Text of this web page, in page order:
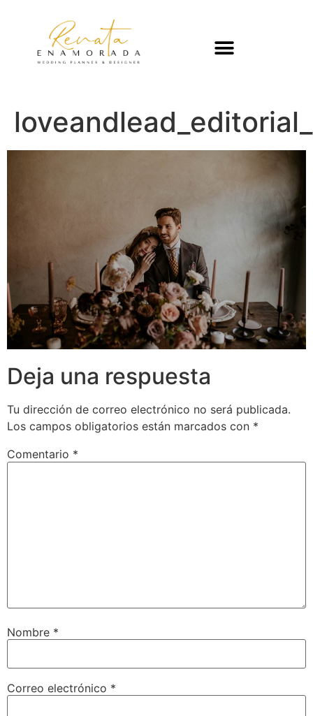
Deja una respuesta
Tu dirección de correo electrónico no será publicada.
Los campos obligatorios están marcados con *
Comentario *
Nombre *
Correo electrónico *